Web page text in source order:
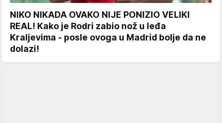
NIKO NIKADA OVAKO NIJE PONIZIO VELIKI
REAL! Kako je Rodri zabio nož u leđa
Kraljevima - posle ovoga u Madrid bolje da ne
dolazi!